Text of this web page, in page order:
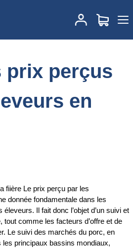
Suivi des prix perçus par les éleveurs en
prix perçus
en
fiière Le prix perçu par les
donnée fondamentale dans les
Il fait donc l’objet d’un suivi et
tout comme les facteurs d’offre et de
Le suivi des marchés du porc, en
les principaux bassins mondiaux,